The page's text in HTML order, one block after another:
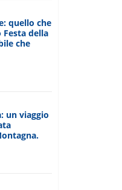
quello che
Festa della
che
un viaggio